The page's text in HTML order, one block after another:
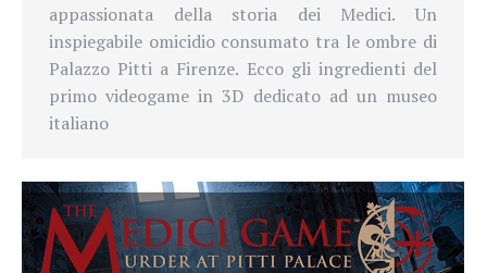
appassionata della storia dei Medici. Un
inspiegabile omicidio consumato tra le ombre di
Palazzo Pitti a Firenze. Ecco gli ingredienti del
primo videogame in 3D dedicato ad un museo
italiano